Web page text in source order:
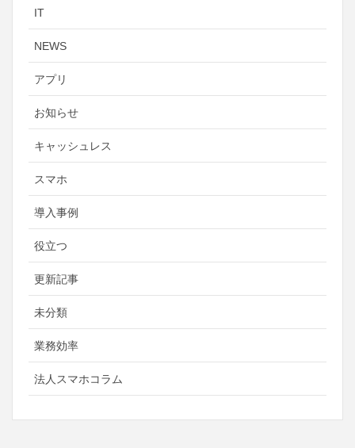
IT
NEWS
アプリ
お知らせ
キャッシュレス
スマホ
導入事例
役立つ
更新記事
未分類
業務効率
法人スマホコラム